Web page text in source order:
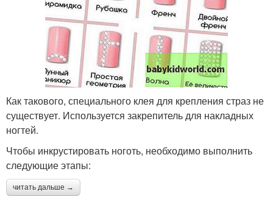
Как такового, специального клея для крепления страз не
существует. Используется закрепитель для накладных
ногтей.
Чтобы инкрустировать ноготь, необходимо выполнить
следующие этапы:
читать дальше →